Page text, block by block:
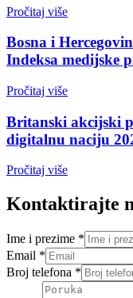
Pročitaj više
Bosna i
Indeksa medijske
Pročitaj više
Britanski akcijski
digitalnu naciju
Pročitaj više
Kontaktirajte
Ime i prezime *
Email *
Broj telefona *